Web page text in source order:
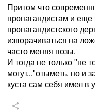
Притом что
пропагандистам и еще
пропагандистского
изворачиваться на
часто меняя позы.
И тогда не только "не
могут..."отыметь, но и
куста сам себя имел в